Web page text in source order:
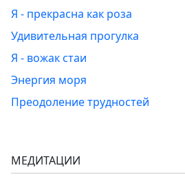
Я - прекрасна как роза
Удивительная прогулка
Я - вожак стаи
Энергия моря
Преодоление трудностей
МЕДИТАЦИИ